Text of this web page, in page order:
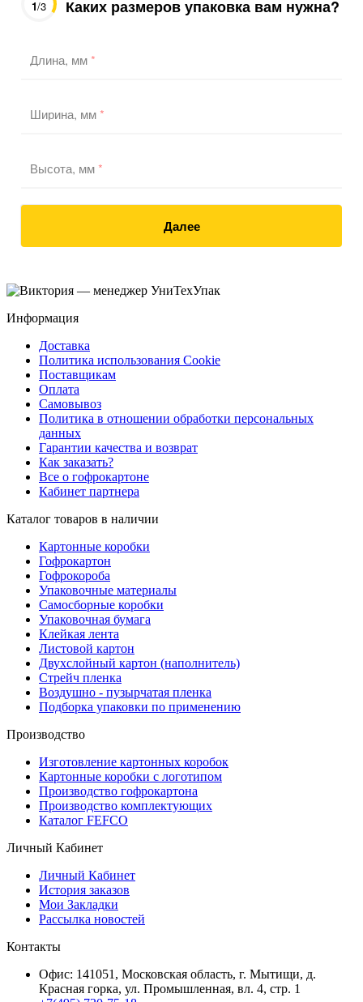
1/3 Каких размеров упаковка вам нужна?
Длина, мм*
Ширина, мм*
Высота, мм*
Далее
Информация
Доставка
Политика использования Cookie
Поставщикам
Оплата
Самовывоз
Политика в отношении обработки персональных
данных
Гарантии качества и возврат
Как заказать?
Все о гофрокартоне
Кабинет партнера
Каталог товаров в наличии
Картонные коробки
Гофрокартон
Гофрокороба
Упаковочные материалы
Самосборные коробки
Упаковочная бумага
Клейкая лента
Листовой картон
Двухслойный картон (наполнитель)
Стрейч пленка
Воздушно - пузырчатая пленка
Подборка упаковки по применению
Производство
Изготовление картонных коробок
Картонные коробки с логотипом
Производство гофрокартона
Производство комплектующих
Каталог FEFCO
Личный Кабинет
Личный Кабинет
История заказов
Мои Закладки
Рассылка новостей
Контакты
Офис: 141051, Московская область, г. Мытищи, д.
Красная горка, ул. Промышленная, вл. 4, стр. 1